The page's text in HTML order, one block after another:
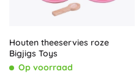
Houten theeservies roze
Bigjigs Toys
Op voorraad